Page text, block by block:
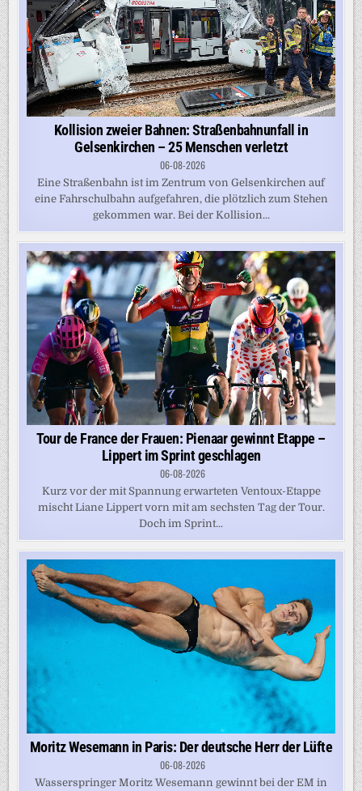
Kollision zweier Bahnen: Straßenbahnunfall in
Gelsenkirchen – 25 Menschen verletzt
06-08-2026
Eine Straßenbahn ist im Zentrum von Gelsenkirchen auf
eine Fahrschulbahn aufgefahren, die plötzlich zum Stehen
gekommen war. Bei der Kollision...
Tour de France der Frauen: Pienaar gewinnt Etappe –
Lippert im Sprint geschlagen
06-08-2026
Kurz vor der mit Spannung erwarteten Ventoux-Etappe
mischt Liane Lippert vorn mit am sechsten Tag der Tour.
Doch im Sprint...
Moritz Wesemann in Paris: Der deutsche Herr der Lüfte
06-08-2026
Wasserspringer Moritz Wesemann gewinnt bei der EM in